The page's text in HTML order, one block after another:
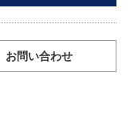
お問い合わせ